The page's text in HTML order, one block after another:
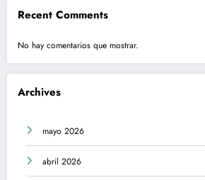
Recent Comments
No hay comentarios que mostrar.
Archives
mayo 2026
abril 2026